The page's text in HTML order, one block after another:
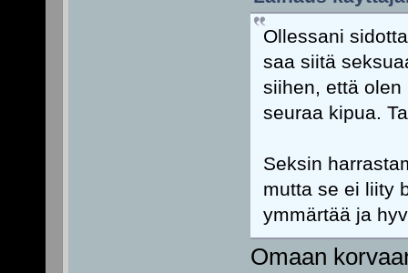
Ollessani
saa siitä
siihen, että
seuraa kipua.
Seksin
mutta se ei liity
ymmärtää ja
Omaan